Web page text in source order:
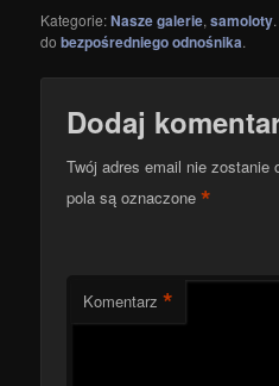
Kategorie:Nasze galerie,samoloty
dobezpośredniego odnośnika.
Dodaj
Twój adres email nie zostanie
pola są oznaczone*
Komentarz *